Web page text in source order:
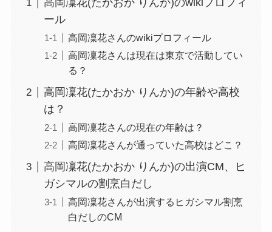
高岡凜花(たかおか りんか)のwikiプロフィ
ール
高岡凜花さんのwikiプロフィール
高岡凜花さんは現在は東京で活動してい
る？
高岡凜花(たかおか りんか)の年齢や高校
は？
高岡凜花さんの現在の年齢は？
高岡凜花さんが通っていた高校はどこ？
高岡凜花(たかおか りんか)の出演CM、ヒ
ガシマルの割烹白だし
高岡凜花さんが出演するヒガシマル割烹
白だしのCM